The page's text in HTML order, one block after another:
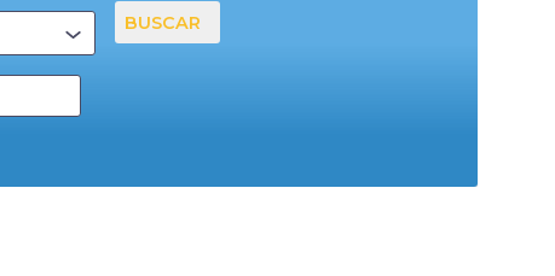
BUSCAR